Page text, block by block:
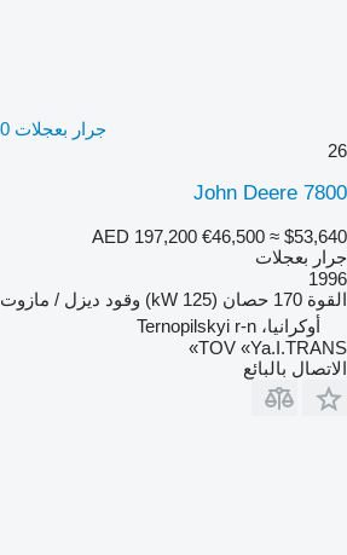
جرار بعجلات John Deere 7800
26
John Deere 7800
AED 197,200 €46,500 ≈ $53,640
جرار بعجلات
1996
القوة 170 حصان (125 kW) وقود ديزل / مازوت
أوكرانيا، Ternopilskyi r-n
TOV «Ya.I.TRANS»
الاتصال بالبائع